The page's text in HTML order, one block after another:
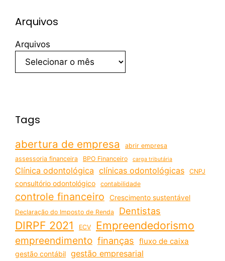
Arquivos
Arquivos
Tags
abertura de empresa
abrir empresa
assessoria financeira
BPO Financeiro carga tributária
Clínica odontológica clínicas odontológicas CNPJ
consultório odontológico contabilidade
controle financeiro Crescimento sustentável
Declaração do Imposto de Renda Dentistas
DIRPF 2021 ECV Empreendedorismo
empreendimento finanças fluxo de caixa
gestão contábil gestão empresarial